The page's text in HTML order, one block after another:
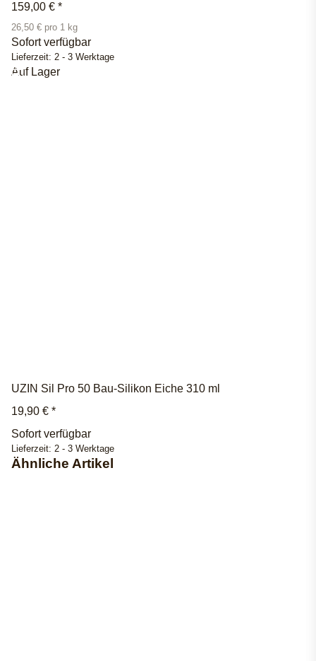
159,00 € *
26,50 € pro 1 kg
Sofort verfügbar
Lieferzeit: 2 - 3 Werktage
Auf Lager
UZIN Sil Pro 50 Bau-Silikon Eiche 310 ml
19,90 € *
Sofort verfügbar
Lieferzeit: 2 - 3 Werktage
Ähnliche Artikel